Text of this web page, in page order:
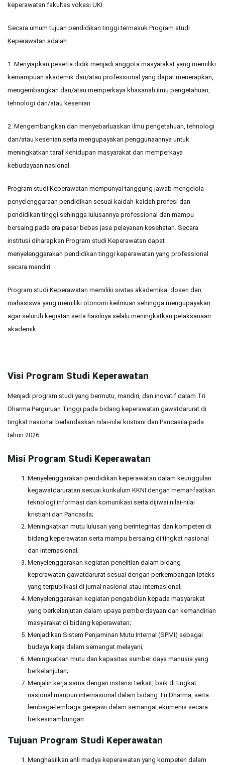
keperawatan fakultas vokasi UKI.
Secara umum tujuan pendidikan tinggi termasuk Program studi
Keperawatan adalah :
1. Menyiapkan peserta didik menjadi anggota masyarakat yang memiliki
kemampuan akademik dan/atau professional yang dapat menerapkan,
mengembangkan dan/atau memperkaya khasanah ilmu pengetahuan,
tehnologi dan/atau kesenian.
2. Mengembangkan dan menyebarluaskan ilmu pengetahuan, tehnologi
dan/atau kesenian serta mengupayakan penggunaannya untuk
meningkatkan taraf kehidupan masyarakat dan memperkaya
kebudayaan nasional.
Program studi Keperawatan mempunyai tanggung jawab mengelola
penyelenggaraan pendidikan sesuai kaidah-kaidah profesi dan
pendidikan tinggi sehingga lulusannya professional dan mampu
bersaing pada era pasar bebas jasa pelayanan kesehatan. Secara
institusi diharapkan Program studi Keperawatan dapat
menyelenggarakan pendidikan tinggi keperawatan yang professional
secara mandiri.
Program studi Keperawatan memiliki sivitas akademika: dosen dan
mahasiswa yang memiliki otonomi keilmuan sehingga mengupayakan
agar seluruh kegiatan serta hasilnya selalu meningkatkan pelaksanaan
akademik.
Visi Program Studi Keperawatan
Menjadi program studi yang bermutu, mandiri, dan inovatif dalam Tri
Dharma Perguruan Tinggi pada bidang keperawatan gawatdarurat di
tingkat nasional berlandaskan nilai-nilai kristiani dan Pancasila pada
tahun 2026.
Misi Program Studi Keperawatan
Menyelenggarakan pendidikan keperawatan dalam keunggulan
kegawatdaruratan sesuai kurikulum KKNI dengan memanfaatkan
teknologi informasi dan komunikasi serta dijiwai nilai-nilai
kristiani dan Pancasila;
Meningkatkan mutu lulusan yang berintegritas dan kompeten di
bidang keperawatan serta mampu bersaing di tingkat nasional
dan internasional;
Menyelenggarakan kegiatan penelitian dalam bidang
keperawatan gawatdarurat sesuai dengan perkembangan Ipteks
yang terpublikasi di jurnal nasional atau internasional;
Menyelenggarakan kegiatan pengabdian kepada masyarakat
yang berkelanjutan dalam upaya pemberdayaan dan kemandirian
masyarakat di bidang keperawatan;
Menjadikan Sistem Penjaminan Mutu Internal (SPMI) sebagai
budaya kerja dalam semangat melayani;
Meningkatkan mutu dan kapasitas sumber daya manusia yang
berkelanjutan;
Menjalin kerja sama dengan instansi terkait, baik di tingkat
nasional maupun internasional dalam bidang Tri Dharma, serta
lembaga-lembaga gerejawi dalam semangat ekumenis secara
berkesinambungan.
Tujuan Program Studi Keperawatan
Menghasilkan ahli madya keperawatan yang kompeten dalam